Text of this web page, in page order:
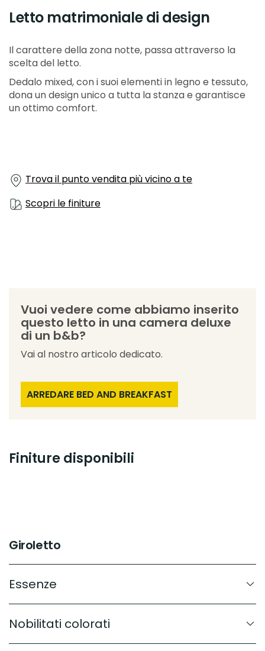
Letto matrimoniale di design
Il carattere della zona notte, passa attraverso la
scelta del letto.
Dedalo mixed, con i suoi elementi in legno e tessuto,
dona un design unico a tutta la stanza e garantisce
un ottimo comfort.
Trova il punto vendita più vicino a te
Scopri le finiture
Vuoi vedere come abbiamo inserito
questo letto in una camera deluxe
di un b&b?
Vai al nostro articolo dedicato.
ARREDARE BED AND BREAKFAST
Finiture disponibili
Giroletto
Essenze
Nobilitati colorati